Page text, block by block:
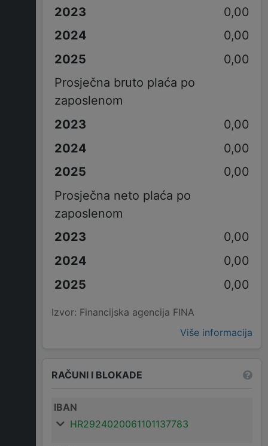
0,00
0,00
0,00
Prosječna bruto plaća po
zaposlenom
0,00
0,00
0,00
Prosječna neto plaća po
zaposlenom
0,00
0,00
0,00
Izvor: Financijska agencija FINA
Više informacija
RAČUNI I BLOKADE
IBAN
HR2924020061101137783